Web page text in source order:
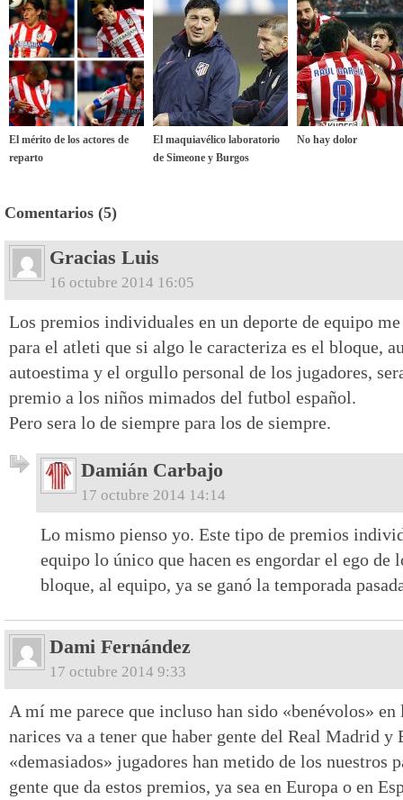
El mérito de los actores de
reparto
El maquiavélico laboratorio
de Simeone y Burgos
No hay dolor
Comentarios (5)
Gracias Luis
16 octubre 2014 16:05
Los premios individuales en un deporte de equipo
para el atleti que si algo le caracteriza es el bloque,
autoestima y el orgullo personal de los jugadores,
premio a los niños mimados del futbol español.
Pero sera lo de siempre para los de siempre.
Damián Carbajo
17 octubre 2014 14:14
Lo mismo pienso yo. Este tipo de premios
equipo lo único que hacen es engordar el ego
bloque, al equipo, ya se ganó la temporada
Dami Fernández
17 octubre 2014 9:33
A mí me parece que incluso han sido «benévolos»
narices va a tener que haber gente del Real Madrid y
«demasiados» jugadores han metido de los nuestros
gente que da estos premios, ya sea en Europa o en